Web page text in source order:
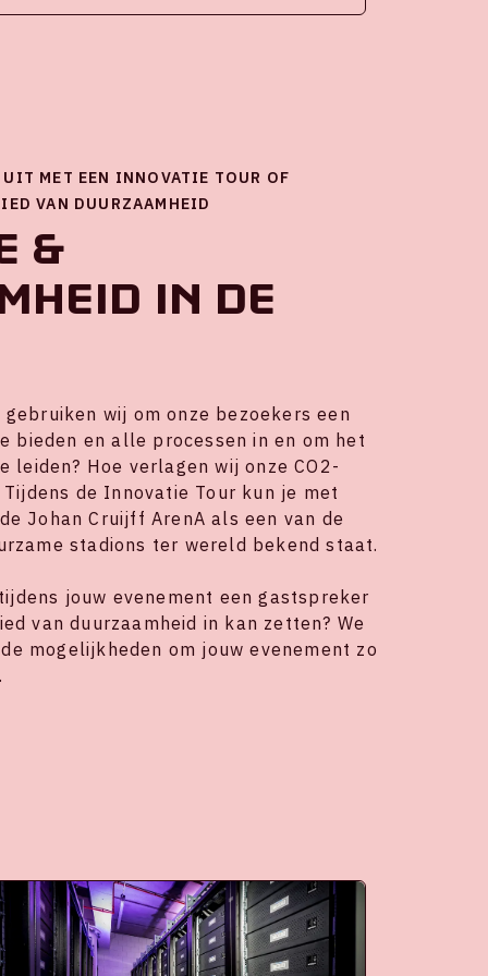
MET EEN INNOVATIE TOUR OF
VAN DUURZAAMHEID
&
in de
wij om onze bezoekers een
bieden en alle processen in en om het
leiden? Hoe verlagen wij onze CO2-
de Innovatie Tour kun je met
Johan Cruijff ArenA als een van de
stadions ter wereld bekend staat.
jouw evenement een gastspreker
van duurzaamheid in kan zetten? We
mogelijkheden om jouw evenement zo